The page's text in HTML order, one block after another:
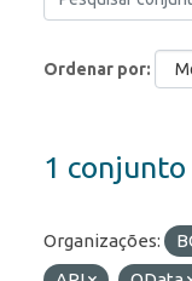
Ordenar por
1
Organizações: